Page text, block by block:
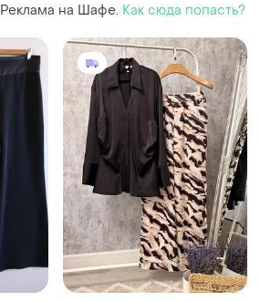
Реклама на Шафе. Как сюда попасть?